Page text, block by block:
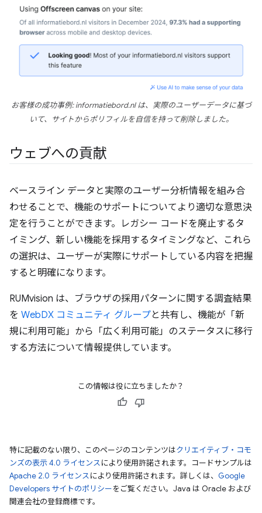
お客様の成功事例: informatiebord.nl は、実際のユーザーデータに基づ
いて、サイトからポリフィルを自信を持って削除しました。
ウェブへの貢献
ベースライン データと実際のユーザー分析情報を組み合
わせることで、機能のサポートについてより適切な意思決
定を行うことができます。レガシー コードを廃止するタ
イミング、新しい機能を採用するタイミングなど、これら
の選択は、ユーザーが実際にサポートしている内容を把握
すると明確になります。
RUMvision は、ブラウザの採用パターンに関する調査結果
を WebDX コミュニティ グループと共有し、機能が「新
規に利用可能」から「広く利用可能」のステータスに移行
する方法について情報提供しています。
この情報は役に立ちましたか？
特に記載のない限り、このページのコンテンツはクリエイティブ・コモ
ンズの表示 4.0 ライセンスにより使用許諾されます。コードサンプルは
Apache 2.0 ライセンスにより使用許諾されます。詳しくは、 Google
Developers サイトのポリシーをご覧ください。Java は Oracle および
関連会社の登録商標です。